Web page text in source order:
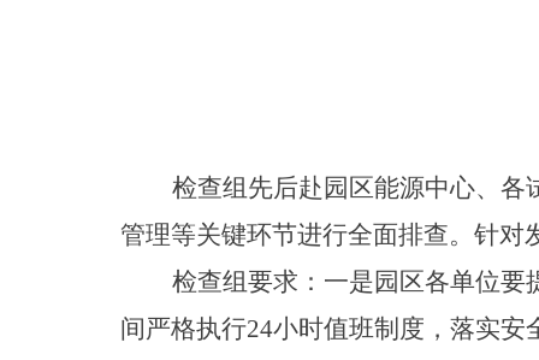
检查组先后赴园区能源中心、各
管理等关键环节进行全面排查。针对
检查组要求：一是园区各单位要
间严格执行24小时值班制度，落实安